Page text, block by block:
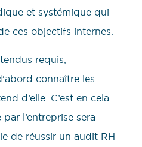
et systémique qui
ces objectifs internes.
requis,
connaître les
d’elle. C’est en cela
l’entreprise sera
de réussir un audit RH